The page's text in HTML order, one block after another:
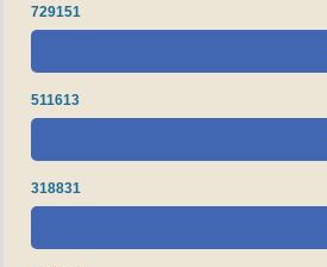
729151
511613
318831